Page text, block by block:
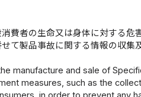
費者の生命又は身体に対する
て製品事故に関する情報の収
manufacture and sale of
measures, such as the